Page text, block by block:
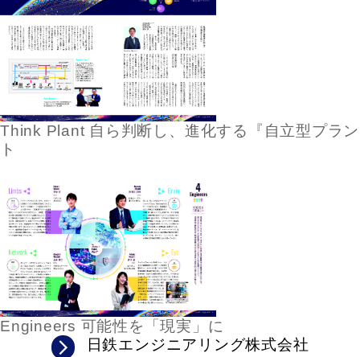
Think Plant 自ら判断し、進化する『自立型プラン
ト
Engineers 可能性を「現実」に
日鉄エンジニアリング株式会社